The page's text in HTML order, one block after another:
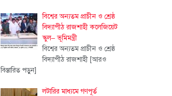
বিশ্বের অন্যতম প্রাচীন ও শ্রেষ্ঠ
বিদ্যাপীঠ রাজশাহী কলেজিয়েট
স্কুল– ভূমিমন্ত্রী
বিশ্বের অন্যতম প্রাচীন ও শ্রেষ্ঠ
বিদ্যাপীঠ রাজশাহী [আরও
বিস্তারিত পড়ুন]
লটারির মাধ্যমে গণপূর্ত